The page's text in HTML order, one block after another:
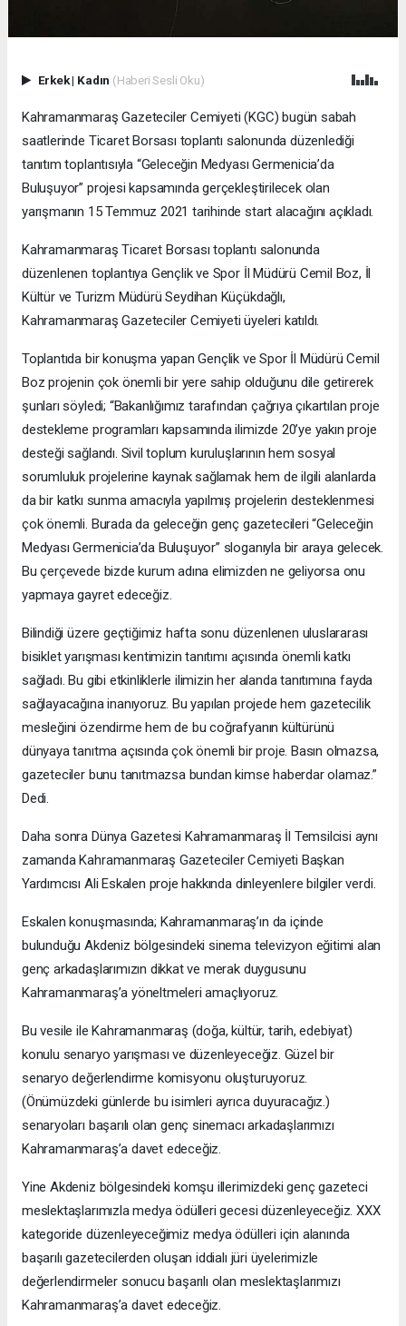
Erkek| Kadın (Haberi Sesli Oku)
Kahramanmaraş Gazeteciler Cemiyeti (KGC) bugün sabah
saatlerinde Ticaret Borsası toplantı salonunda düzenlediği
tanıtım toplantısıyla “Geleceğin Medyası Germenicia’da
Buluşuyor” projesi kapsamında gerçekleştirilecek olan
yarışmanın 15 Temmuz 2021 tarihinde start alacağını açıkladı.
Kahramanmaraş Ticaret Borsası toplantı salonunda
düzenlenen toplantıya Gençlik ve Spor İl Müdürü Cemil Boz, İl
Kültür ve Turizm Müdürü Seydihan Küçükdağlı,
Kahramanmaraş Gazeteciler Cemiyeti üyeleri katıldı.
Toplantıda bir konuşma yapan Gençlik ve Spor İl Müdürü Cemil
Boz projenin çok önemli bir yere sahip olduğunu dile getirerek
şunları söyledi; “Bakanlığımız tarafından çağrıya çıkartılan proje
destekleme programları kapsamında ilimizde 20’ye yakın proje
desteği sağlandı. Sivil toplum kuruluşlarının hem sosyal
sorumluluk projelerine kaynak sağlamak hem de ilgili alanlarda
da bir katkı sunma amacıyla yapılmış projelerin desteklenmesi
çok önemli. Burada da geleceğin genç gazetecileri “Geleceğin
Medyası Germenicia’da Buluşuyor” sloganıyla bir araya gelecek.
Bu çerçevede bizde kurum adına elimizden ne geliyorsa onu
yapmaya gayret edeceğiz.
Bilindiği üzere geçtiğimiz hafta sonu düzenlenen uluslararası
bisiklet yarışması kentimizin tanıtımı açısında önemli katkı
sağladı. Bu gibi etkinliklerle ilimizin her alanda tanıtımına fayda
sağlayacağına inanıyoruz. Bu yapılan projede hem gazetecilik
mesleğini özendirme hem de bu coğrafyanın kültürünü
dünyaya tanıtma açısında çok önemli bir proje. Basın olmazsa,
gazeteciler bunu tanıtmazsa bundan kimse haberdar olamaz.”
Dedi.
Daha sonra Dünya Gazetesi Kahramanmaraş İl Temsilcisi aynı
zamanda Kahramanmaraş Gazeteciler Cemiyeti Başkan
Yardımcısı Ali Eskalen proje hakkında dinleyenlere bilgiler verdi.
Eskalen konuşmasında; Kahramanmaraş’ın da içinde
bulunduğu Akdeniz bölgesindeki sinema televizyon eğitimi alan
genç arkadaşlarımızın dikkat ve merak duygusunu
Kahramanmaraş’a yöneltmeleri amaçlıyoruz.
Bu vesile ile Kahramanmaraş (doğa, kültür, tarih, edebiyat)
konulu senaryo yarışması ve düzenleyeceğiz. Güzel bir
senaryo değerlendirme komisyonu oluşturuyoruz.
(Önümüzdeki günlerde bu isimleri ayrıca duyuracağız.)
senaryoları başarılı olan genç sinemacı arkadaşlarımızı
Kahramanmaraş’a davet edeceğiz.
Yine Akdeniz bölgesindeki komşu illerimizdeki genç gazeteci
meslektaşlarımızla medya ödülleri gecesi düzenleyeceğiz. XXX
kategoride düzenleyeceğimiz medya ödülleri için alanında
başarılı gazetecilerden oluşan iddialı jüri üyelerimizle
değerlendirmeler sonucu başarılı olan meslektaşlarımızı
Kahramanmaraş’a davet edeceğiz.